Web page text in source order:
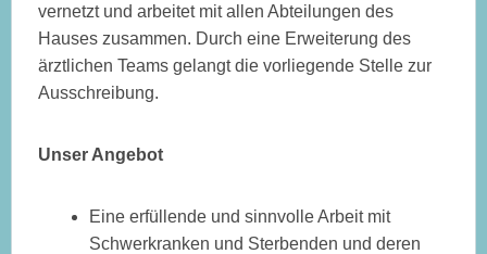
vernetzt und arbeitet mit allen Abteilungen des
Hauses zusammen. Durch eine Erweiterung des
ärztlichen Teams gelangt die vorliegende Stelle zur
Ausschreibung.
Unser Angebot
Eine erfüllende und sinnvolle Arbeit mit
Schwerkranken und Sterbenden und deren